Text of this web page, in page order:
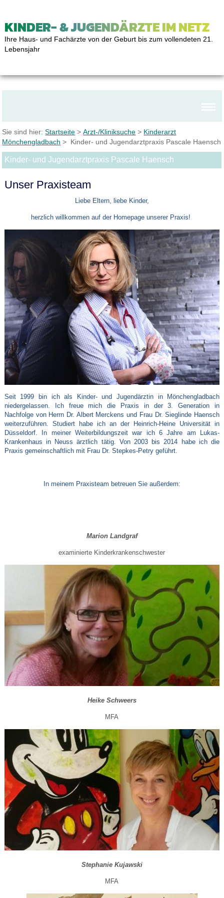
KINDER- & JUGENDÄRZTE IM NETZ
Ihre Haus- und Fachärzte von der Geburt bis zum vollendeten 21.
Lebensjahr
Sie sind hier:Startseite >Arzt-/Kliniksuche > Kinderarzt
Mönchengladbach > Kinder- und Jugendarztpraxis Pascale Haensch
Kinder- und Jugendarztpraxis Pascale Haensch
Unser Praxisteam
Liebe Eltern, liebe Kinder,
herzlich willkommen auf der Homepage unserer Praxis!
Seit 1999 bin ich als Kinder- und Jugendärztin in Mönchengladbach
niedergelassen. Ich freue mich die Praxis in der 3. Generation in
Nachfolge von Herrn Dr. Albert Merckens und Frau Dr. Sieglinde Haensch
weiterzuführen. Studiert habe ich an der Heinrich-Heine Universität in
Düsseldorf. In meiner Weiterbildungszeit war ich 6 Jahre am Lukas-
Krankenhaus in Neuss ärztlich tätig. Von 2003 bis 2014 habe ich die
Praxis gemeinschaftlich mit Frau Dr. Stepkes-Petry geführt.
In meinem Praxisteam betreuen Sie außerdem:
Marion Landgraf
examinierte Kinderkrankenschwester
Heike Schweers
MFA
Stephanie Kujawski
MFA